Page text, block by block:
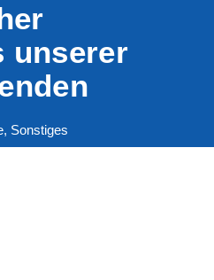
unserer
, Sonstiges